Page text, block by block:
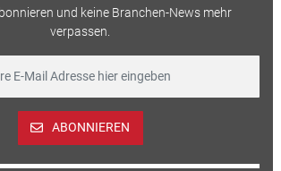
und keine Branchen-News mehr
verpassen.
ABONNIEREN